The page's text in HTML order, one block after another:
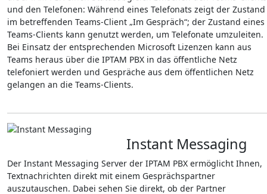
und den Telefonen: Während eines Telefonats zeigt der Zustand
im betreffenden Teams-Client „Im Gespräch“; der Zustand eines
Teams-Clients kann genutzt werden, um Telefonate umzuleiten.
Bei Einsatz der entsprechenden Microsoft Lizenzen kann aus
Teams heraus über die IPTAM PBX in das öffentliche Netz
telefoniert werden und Gespräche aus dem öffentlichen Netz
gelangen an die Teams-Clients.
Instant Messaging
Der Instant Messaging Server der IPTAM PBX ermöglicht Ihnen,
Textnachrichten direkt mit einem Gesprächspartner
auszutauschen. Dabei sehen Sie direkt, ob der Partner